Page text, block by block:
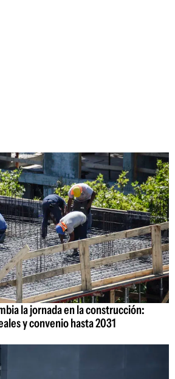
la jornada en la construcción:
y convenio hasta 2031